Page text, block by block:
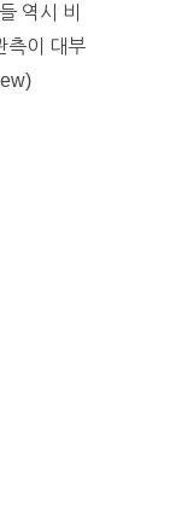
역시 비
측이 대부